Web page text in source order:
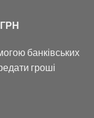
банківських
гроші